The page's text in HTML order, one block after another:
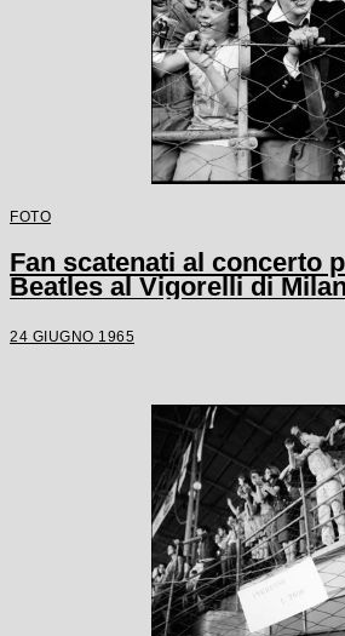
FOTO
Fan scatenati al concerto
Beatles al Vigorelli di
24 GIUGNO 1965